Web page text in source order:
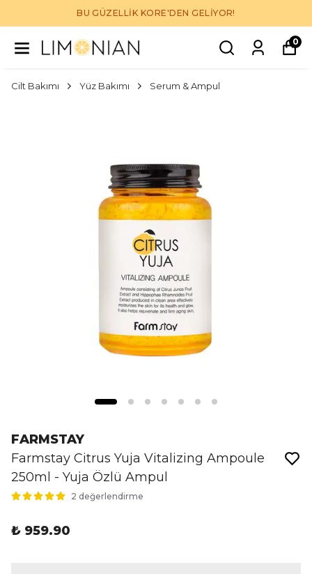
BU GÜZELLİK KORE'DEN GELİYOR!
0
Cilt Bakımı Yüz Bakımı Serum & Ampul
FARMSTAY
Farmstay Citrus Yuja Vitalizing Ampoule
250ml - Yuja Özlü Ampul
2 değerlendirme
₺ 959.90